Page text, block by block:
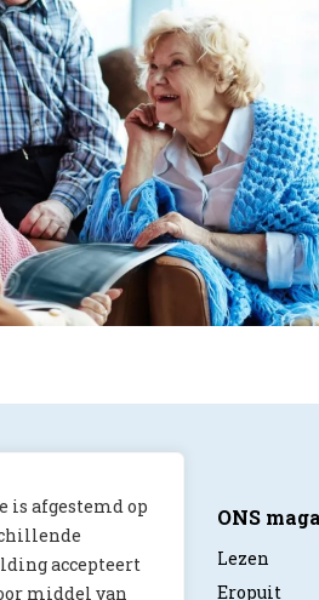
is afgestemd op
accepteert
middel van
ONS
Lezen
Eropuit